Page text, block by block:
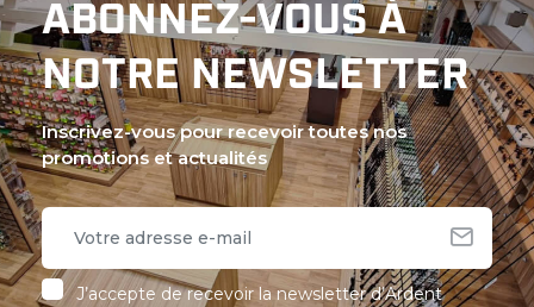
ABONNEZ-VOUS À
NOTRE NEWSLETTER
Inscrivez-vous pour recevoir toutes nos
promotions et actualités
J’accepte de recevoir la newsletter d’Ardent